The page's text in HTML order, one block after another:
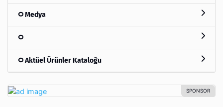
Medya
Aktüel Ürünler Kataloğu